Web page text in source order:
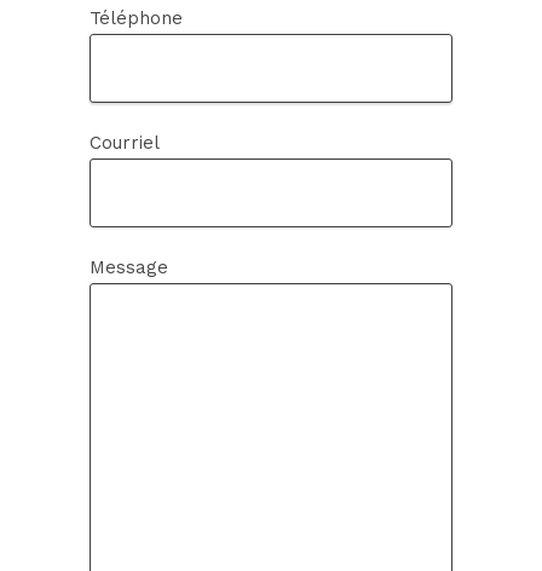
Téléphone
Courriel
Message